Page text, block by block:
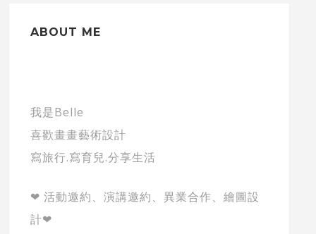
ABOUT ME
我是Belle
喜歡畫畫藝術設計
寫旅行.寫育兒.分享生活
❤ 活動邀約、演講邀約、異業合作、繪圖設
計❤